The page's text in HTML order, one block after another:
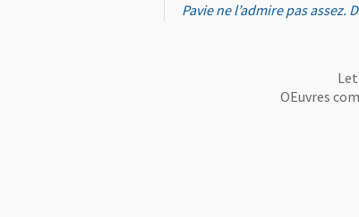
Pavie ne l’admire pas assez.
OEuvres